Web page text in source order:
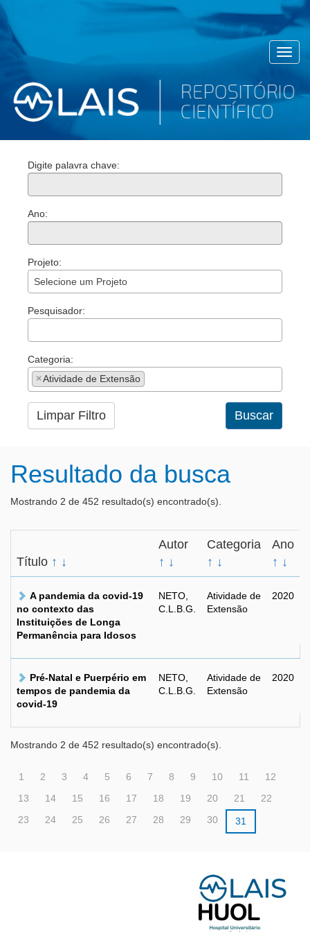
Digite palavra chave:
Ano:
Projeto:
Selecione um Projeto
Pesquisador:
Categoria:
×Atividade de Extensão
Limpar Filtro Buscar
Resultado da busca
Mostrando 2 de 452 resultado(s) encontrado(s).
Título ↑ ↓
Autor
↑ ↓
Categoria
↑ ↓
Ano
↑ ↓
A pandemia da covid-19
no contexto das
Instituições de Longa
Permanência para Idosos
NETO,
C.L.B.G.
Atividade de
Extensão
2020
Pré-Natal e Puerpério em
tempos de pandemia da
covid-19
NETO,
C.L.B.G.
Atividade de
Extensão
2020
Mostrando 2 de 452 resultado(s) encontrado(s).
1 2 3 4 5 6 7 8 9 10 11
12
13
14 15 16 17 18 19 20 21
22
23
24 25 26 27 28 29 30 31